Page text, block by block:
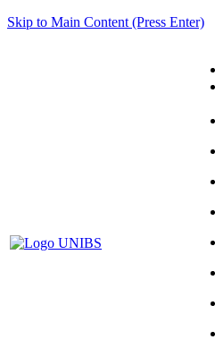
Skip to Main Content (Press Enter)